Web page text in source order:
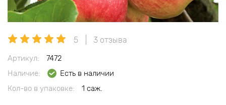
5 3 отзыва
Артикул:
7472
Наличие:
Есть в наличии
Кол-во в упаковке:
1 саж.